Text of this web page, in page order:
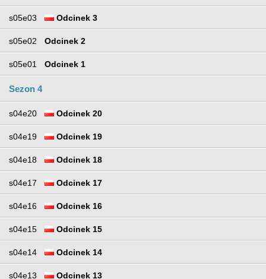
s05e03 Odcinek 3
s05e02 Odcinek 2
s05e01 Odcinek 1
Sezon 4
s04e20 Odcinek 20
s04e19 Odcinek 19
s04e18 Odcinek 18
s04e17 Odcinek 17
s04e16 Odcinek 16
s04e15 Odcinek 15
s04e14 Odcinek 14
s04e13 Odcinek 13